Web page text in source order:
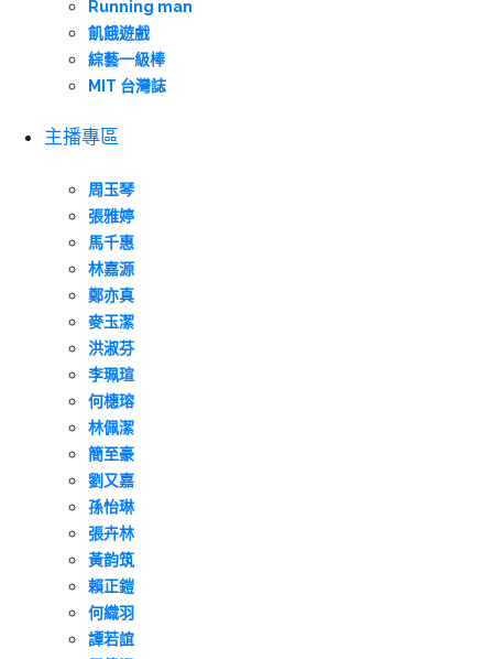
Running man
飢餓遊戲
綜藝一級棒
MIT 台灣誌
主播專區
周玉琴
張雅婷
馬千惠
林嘉源
鄭亦真
麥玉潔
洪淑芬
李珮瑄
何橞瑢
林佩潔
簡至豪
劉又嘉
孫怡琳
張卉林
黃韵筑
賴正鎧
何織羽
譚若誼